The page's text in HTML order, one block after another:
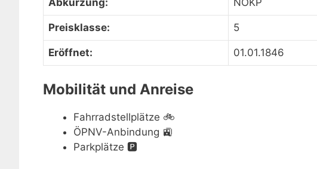
Abkürzung: NOKP
Preisklasse: 5
Eröffnet: 01.01.1846
Mobilität und Anreise
Fahrradstellplätze 🚲
ÖPNV-Anbindung 🚉
Parkplätze 🅿️